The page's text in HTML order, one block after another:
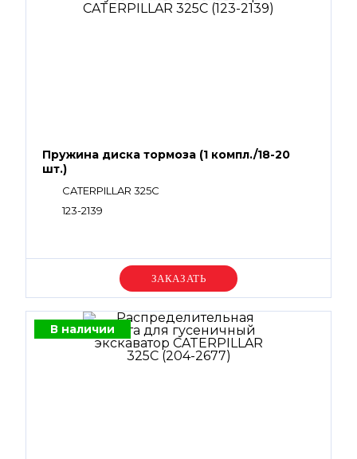
Пружина диска тормоза (1 компл./18-20
шт.)
CATERPILLAR 325C
123-2139
Уточняйте цену
В наличии